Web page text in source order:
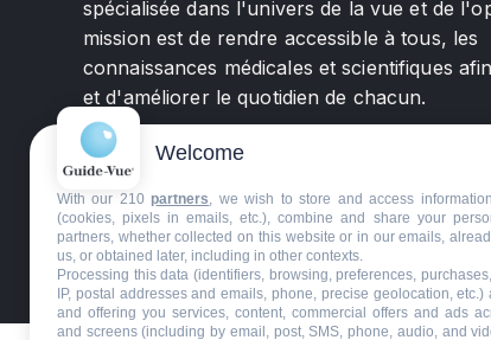
spécialisée dans l'univers de la vue et de
mission est de rendre accessible à tous, les
connaissances médicales et scientifiques
et d'améliorer le quotidien de chacun.
©GuideVue2024 Charte d'utilisation Mentions
Welcome
With our 210 partners, we wish to store and access
(cookies, pixels in emails, etc.), combine and share your
partners, whether collected on this website or in our emails,
us, or obtained later, including in other contexts.
Processing this data (identifiers, browsing, preferences,
IP, postal addresses and emails, phone, precise geolocation,
and offering you services, content, commercial offers and ads
and screens (including by email, post, SMS, phone, audio, and